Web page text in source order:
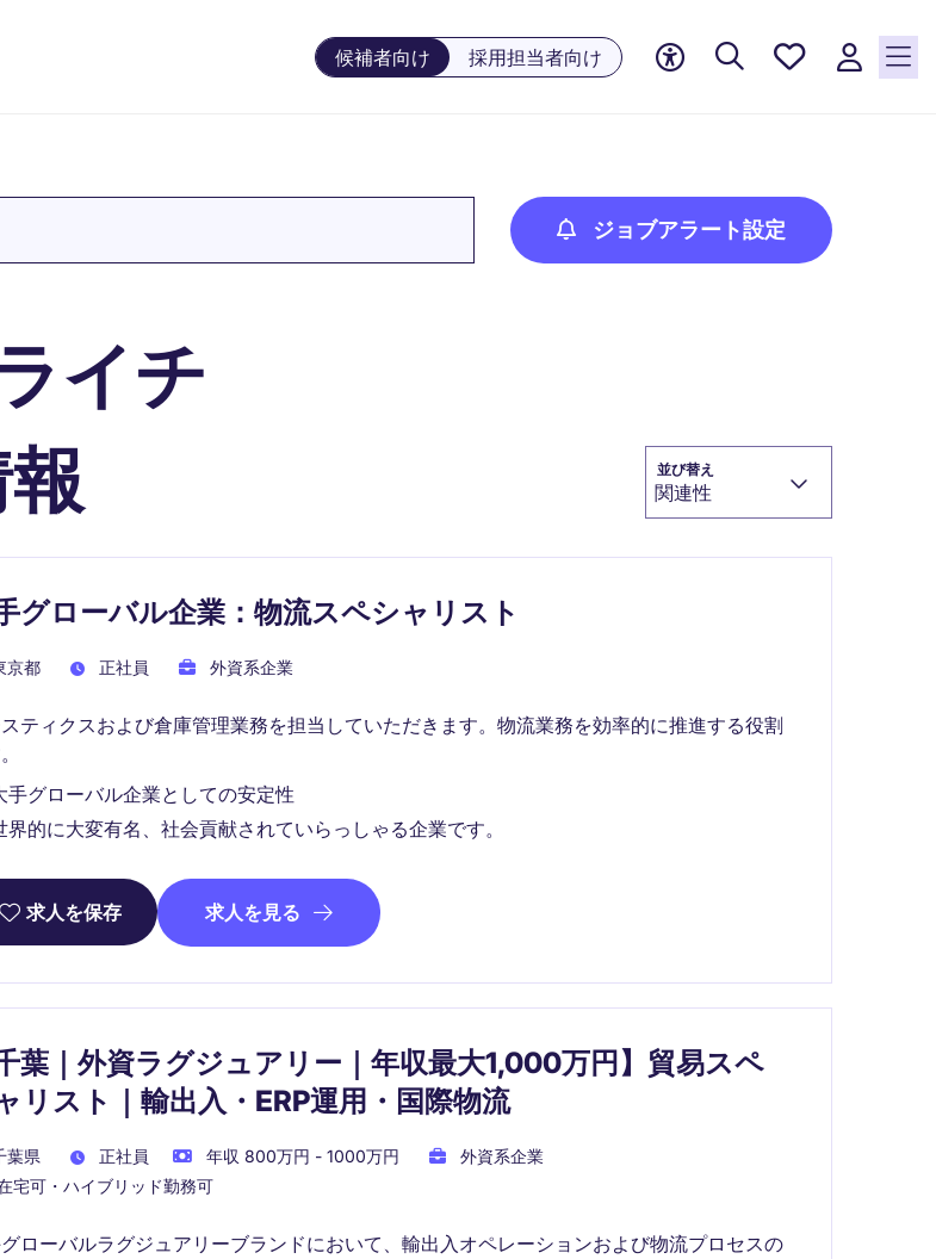
候補者向け 採用担当者向け
お気に
リスト
に保存
されて
ジョブアラート設定
イチ
並び替え
関連性
グローバル企業：物流スペシャリスト
京都 正社員 外資系企業
スティクスおよび倉庫管理業務を担当していただきます。物流業務を効率的に推進する役割
手グローバル企業としての安定性
界的に大変有名、社会貢献されていらっしゃる企業です。
求人を保存 求人を見る
千葉｜外資ラグジュアリー｜年収最大1,000万円】貿易スペ
リスト｜輸出入・ERP運用・国際物流
葉県 正社員 年収 800万円 - 1000万円
外資系企業
宅可・ハイブリッド勤務可
ローバルラグジュアリーブランドにおいて、輸出入オペレーションおよび物流プロセスの